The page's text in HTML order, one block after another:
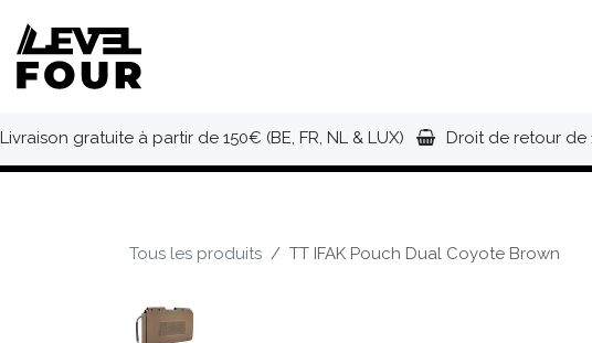
Livraison gratuite à partir de 150€ (BE, FR, NL & LUX) Droit de retour de
Tous les produits TT IFAK Pouch Dual Coyote Brown